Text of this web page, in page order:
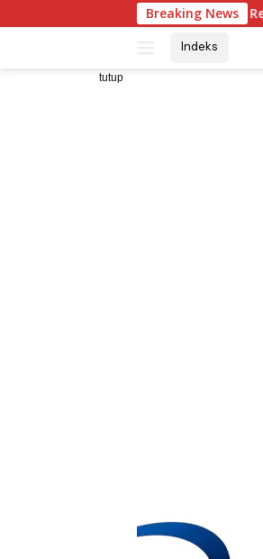
ke
Breaking News
Respons Cepat Laporan
Indeks
tutup